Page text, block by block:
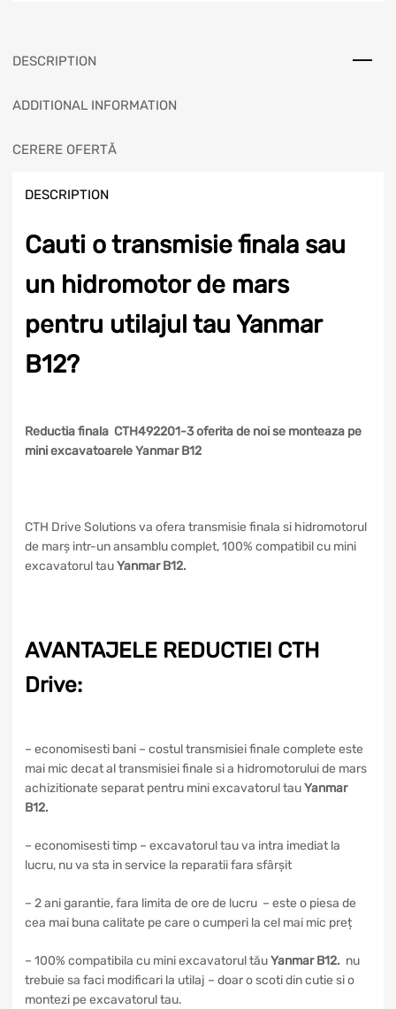
DESCRIPTION
ADDITIONAL INFORMATION
CERERE OFERTĂ
DESCRIPTION
Cauti o transmisie finala sau
un hidromotor de mars
pentru utilajul tau Yanmar
B12?
Reductia finala CTH492201-3 oferita de noi se monteaza pe
mini excavatoarele Yanmar B12
CTH Drive Solutions va ofera transmisie finala si hidromotorul
de marș intr-un ansamblu complet, 100% compatibil cu mini
excavatorul tauYanmar B12.
AVANTAJELE REDUCTIEI CTH
Drive:
– economisesti bani – costul transmisiei finale complete este
mai mic decat al transmisiei finale si a hidromotorului de mars
achizitionate separat pentru mini excavatorul tauYanmar
B12.
– economisesti timp – excavatorul tau va intra imediat la
lucru, nu va sta in service la reparatii fara sfârșit
– 2 ani garantie, fara limita de ore de lucru – este o piesa de
cea mai buna calitate pe care o cumperi la cel mai mic preț
– 100% compatibila cu mini excavatorul tăuYanmar B12. nu
trebuie sa faci modificari la utilaj – doar o scoti din cutie si o
montezi pe excavatorul tau.